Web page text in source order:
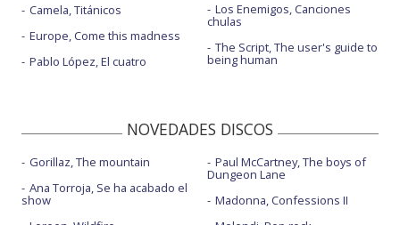
Camela, Titánicos
Europe, Come this madness
Pablo López, El cuatro
Los Enemigos, Canciones
chulas
The Script, The user's guide to
being human
NOVEDADES DISCOS
Gorillaz, The mountain
Ana Torroja, Se ha acabado el
show
Paul McCartney, The boys of
Dungeon Lane
Madonna, Confessions II